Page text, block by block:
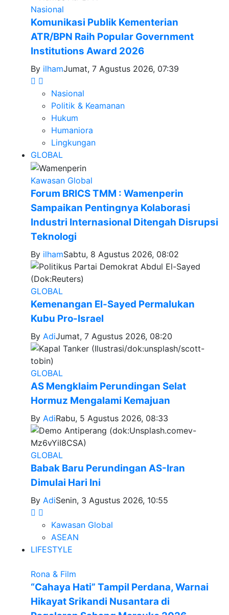
Nasional
Komunikasi Publik Kementerian
ATR/BPN Raih Popular Government
Institutions Award 2026
By ilhamJumat, 7 Agustus 2026, 07:39
Nasional
Politik & Keamanan
Hukum
Humaniora
Lingkungan
GLOBAL
Kawasan Global
Forum BRICS TMM : Wamenperin
Sampaikan Pentingnya Kolaborasi
Industri Internasional Ditengah Disrupsi
Teknologi
By ilhamSabtu, 8 Agustus 2026, 08:02
GLOBAL
Kemenangan El-Sayed Permalukan
Kubu Pro-Israel
By AdiJumat, 7 Agustus 2026, 08:20
GLOBAL
AS Mengklaim Perundingan Selat
Hormuz Mengalami Kemajuan
By AdiRabu, 5 Agustus 2026, 08:33
GLOBAL
Babak Baru Perundingan AS-Iran
Dimulai Hari Ini
By AdiSenin, 3 Agustus 2026, 10:55
Kawasan Global
ASEAN
LIFESTYLE
Rona & Film
“Cahaya Hati” Tampil Perdana, Warnai
Hikayat Srikandi Nusantara di